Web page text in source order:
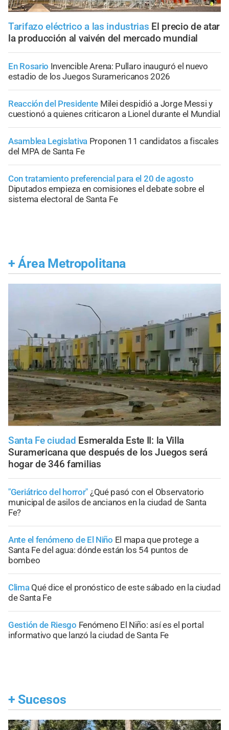
Tarifazo eléctrico a las industrias El precio de atar
la producción al vaivén del mercado mundial
En Rosario Invencible Arena: Pullaro inauguró el nuevo
estadio de los Juegos Suramericanos 2026
Reacción del Presidente Milei despidió a Jorge Messi y
cuestionó a quienes criticaron a Lionel durante el Mundial
Asamblea Legislativa Proponen 11 candidatos a fiscales
del MPA de Santa Fe
Con tratamiento preferencial para el 20 de agosto
Diputados empieza en comisiones el debate sobre el
sistema electoral de Santa Fe
+ Área Metropolitana
Santa Fe ciudad Esmeralda Este II: la Villa
Suramericana que después de los Juegos será
hogar de 346 familias
"Geriátrico del horror" ¿Qué pasó con el Observatorio
municipal de asilos de ancianos en la ciudad de Santa
Fe?
Ante el fenómeno de El Niño El mapa que protege a
Santa Fe del agua: dónde están los 54 puntos de
bombeo
Clima Qué dice el pronóstico de este sábado en la ciudad
de Santa Fe
Gestión de Riesgo Fenómeno El Niño: así es el portal
informativo que lanzó la ciudad de Santa Fe
+ Sucesos